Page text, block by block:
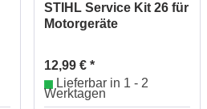
STIHL Service Kit 26 für
Motorgeräte
12,99 € *
Lieferbar in 1 - 2
Werktagen